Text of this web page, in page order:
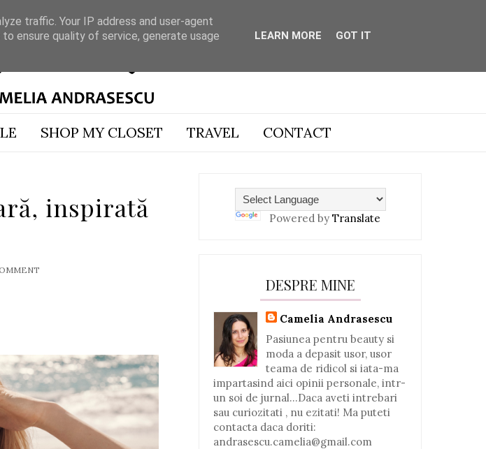
SHOP MY CLOSET TRAVEL CONTACT
inspirată
Powered by Translate
DESPRE MINE
Camelia Andrasescu
Pasiunea pentru beauty si
moda a depasit usor, usor
teama de ridicol si iata-ma
impartasind aici opinii personale, intr-
un soi de jurnal...Daca aveti intrebari
sau curiozitati , nu ezitati! Ma puteti
contacta daca doriti:
andrasescu.camelia@gmail.com
traffic. Your IP address and user-agent
ensure quality of service, generate usage
LEARN MORE GOT IT